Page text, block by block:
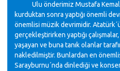
Ulu önderimiz Mustafa Kemal
kurduktan sonra yaptığı önemli
önemlisi müzik devrimidir.
gerçekleştirirken yaptığı
yaşayan ve buna tanık olanlar
nakledilmiştir. Bunlardan en
Sarayburnu´nda dinlediği ve